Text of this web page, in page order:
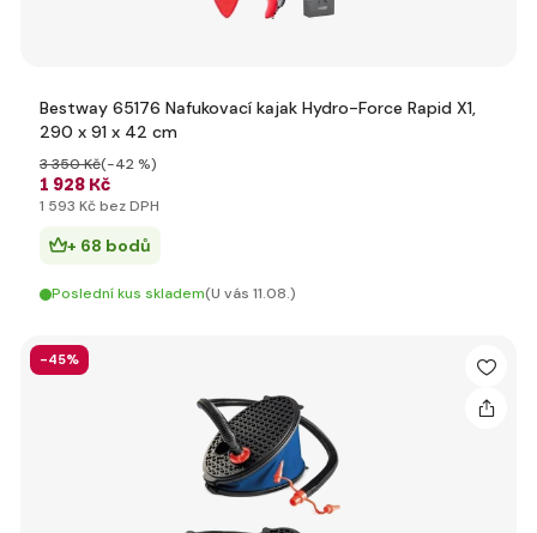
Bestway 65176 Nafukovací kajak Hydro-Force Rapid X1,
290 x 91 x 42 cm
1 928 Kč
3 350 Kč(-42 %)
1 593 Kč bez DPH
+ 68 bodů
Poslední kus skladem(U vás 11.08.)
-45%